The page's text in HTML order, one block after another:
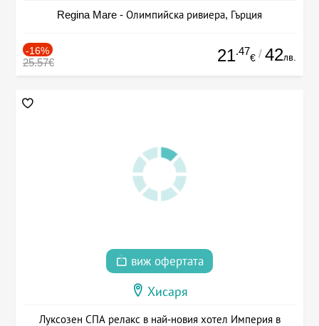
Regina Mare - Олимпийска ривиера, Гърция
-16%
25.57€ 21.47
€ / 42лв.
виж офертата
Хисаря
Луксозен СПА релакс в най-новия хотел Империя в